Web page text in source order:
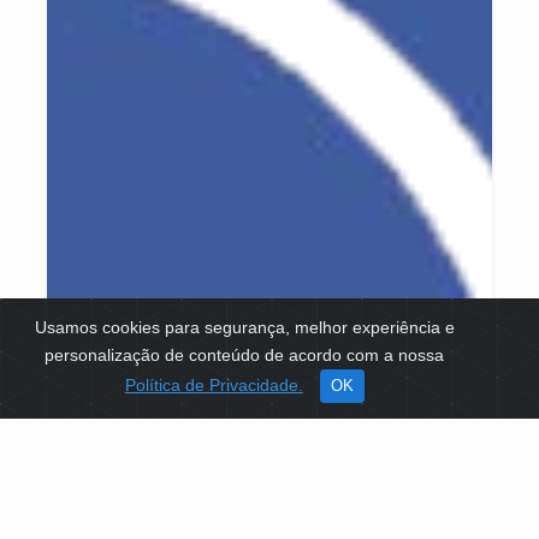
Usamos cookies para segurança, melhor experiência e
personalização de conteúdo de acordo com a nossa
Política de Privacidade.
OK